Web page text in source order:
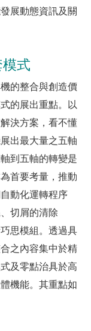
展動態資訊及關
式
的整合與創造價
的展出重點。以
決方案，看不懂
出最大量之五軸
到五軸的轉變是
首要考量，推動
動化運轉程序
切屑的清除
思模組。透過具
之內容集中於精
及零點治具於高
機能。其重點如